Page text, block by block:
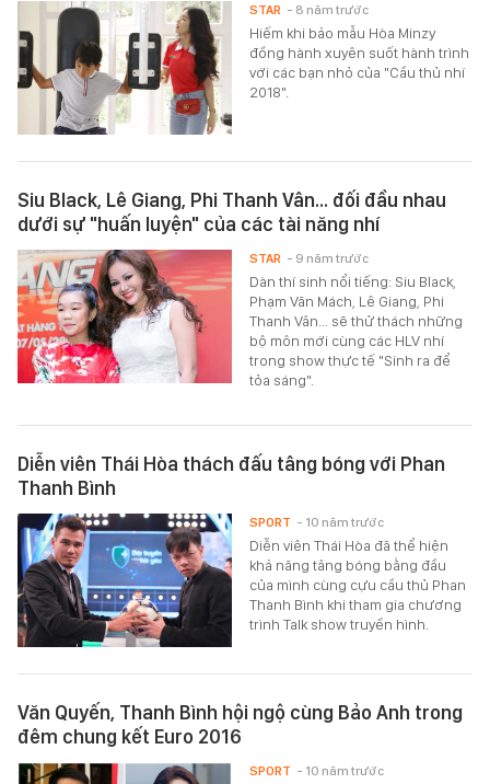
Hiếm khi bảo mẫu Hòa Minzy
đồng hành xuyên suốt hành trình
với các bạn nhỏ của "Cầu thủ nhí
2018".
STAR - 8 năm trước
Siu Black, Lê Giang, Phi Thanh Vân... đối đầu nhau
dưới sự "huấn luyện" của các tài năng nhí
Dàn thí sinh nổi tiếng: Siu Black,
Phạm Văn Mách, Lê Giang, Phi
Thanh Vân... sẽ thử thách những
bộ môn mới cùng các HLV nhí
trong show thực tế "Sinh ra để
tỏa sáng".
STAR - 9 năm trước
Diễn viên Thái Hòa thách đấu tâng bóng với Phan
Thanh Bình
Diễn viên Thái Hòa đã thể hiện
khả năng tâng bóng bằng đầu
của mình cùng cựu cầu thủ Phan
Thanh Bình khi tham gia chương
trình Talk show truyền hình.
SPORT - 10 năm trước
Văn Quyến, Thanh Bình hội ngộ cùng Bảo Anh trong
đêm chung kết Euro 2016
SPORT - 10 năm trước